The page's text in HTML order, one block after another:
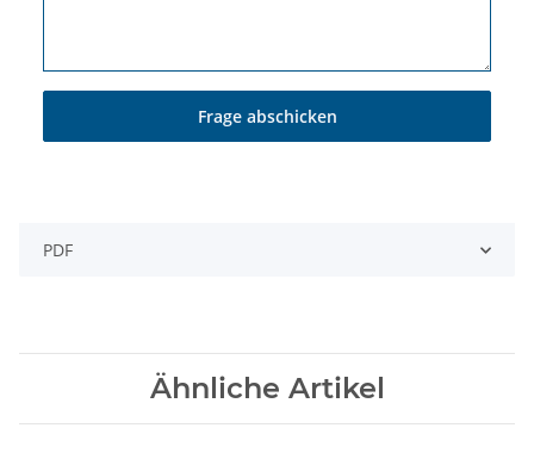
Frage abschicken
PDF
Ähnliche Artikel